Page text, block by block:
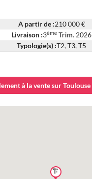
A partir de :210 000 €
Livraison :3ème Trim. 2026
Typologie(s) :T2, T3, T5
à la vente sur Toulouse